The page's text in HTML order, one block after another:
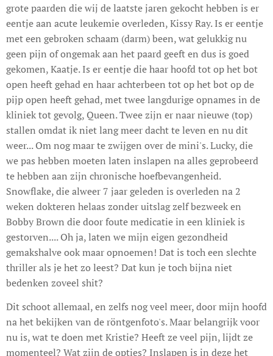
grote paarden die wij de laatste jaren gekocht hebben is er
eentje aan acute leukemie overleden, Kissy Ray. Is er eentje
met een gebroken schaam (darm) been, wat gelukkig nu
geen pijn of ongemak aan het paard geeft en dus is goed
gekomen, Kaatje. Is er eentje die haar hoofd tot op het bot
open heeft gehad en haar achterbeen tot op het bot op de
pijp open heeft gehad, met twee langdurige opnames in de
kliniek tot gevolg, Queen. Twee zijn er naar nieuwe (top)
stallen omdat ik niet lang meer dacht te leven en nu dit
weer... Om nog maar te zwijgen over de mini's. Lucky, die
we pas hebben moeten laten inslapen na alles geprobeerd
te hebben aan zijn chronische hoefbevangenheid.
Snowflake, die alweer 7 jaar geleden is overleden na 2
weken dokteren helaas zonder uitslag zelf bezweek en
Bobby Brown die door foute medicatie in een kliniek is
gestorven.... Oh ja, laten we mijn eigen gezondheid
gemakshalve ook maar opnoemen! Dat is toch een slechte
thriller als je het zo leest? Dat kun je toch bijna niet
bedenken zoveel shit?
Dit schoot allemaal, en zelfs nog veel meer, door mijn hoofd
na het bekijken van de röntgenfoto's. Maar belangrijk voor
nu is, wat te doen met Kristie? Heeft ze veel pijn, lijdt ze
momenteel? Wat zijn de opties? Inslapen is in deze het